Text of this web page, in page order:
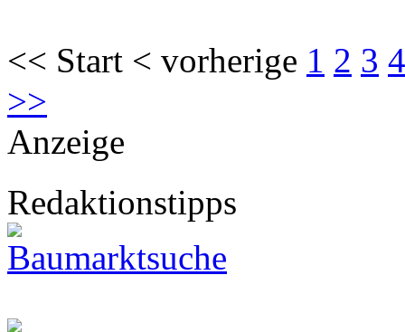
<< Start < vorherige 1 2 3 4
>>
Anzeige
Redaktionstipps